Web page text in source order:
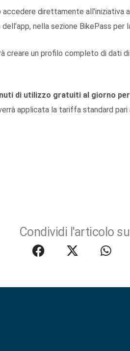
direttamente all’iniziativa
dell’app, nella sezione BikePass
creare un profilo completo di dati
di utilizzo gratuiti al giorno
applicata la tariffa standard pari
Condividi l'articolo